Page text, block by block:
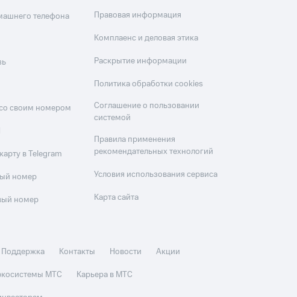
телефона
своим номером
в Telegram
номер
номер
Правовая информация
Комплаенс и деловая этика
Раскрытие информации
Политика обработки cookies
Соглашение о пользовании
системой
Правила применения
рекомендательных технологий
Условия использования сервиса
Карта сайта
Поддержка Контакты Новости
Акции
МТС
Карьера в МТС